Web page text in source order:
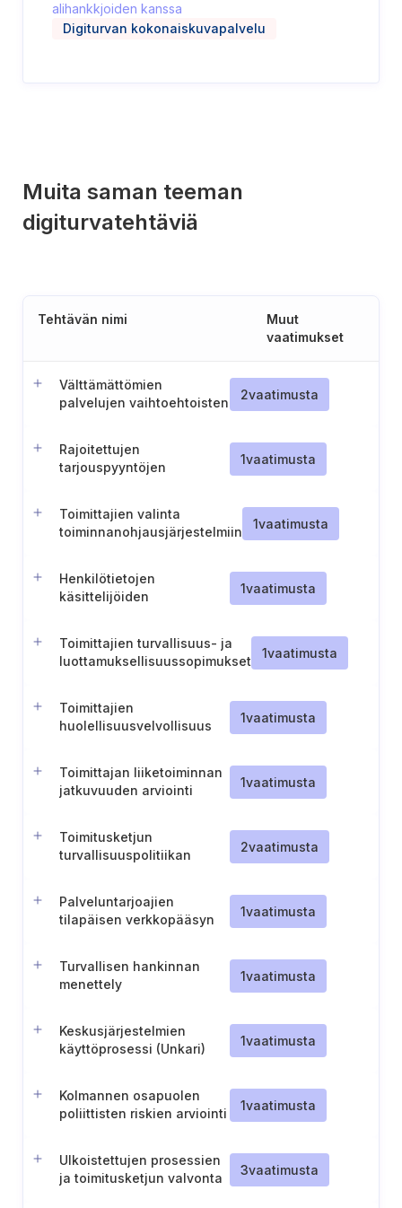
alihankkjoiden kanssa
Digiturvan kokonaiskuvapalvelu
Muita saman teeman
digiturvatehtäviä
Tehtävän nimi
Muut
vaatimukset
Välttämättömien
palvelujen vaihtoehtoisten
2vaatimusta
Rajoitettujen
tarjouspyyntöjen
1vaatimusta
Toimittajien valinta
toiminnanohjausjärjestelmiin
1vaatimusta
Henkilötietojen
käsittelijöiden
1vaatimusta
Toimittajien turvallisuus- ja
luottamuksellisuussopimukset
1vaatimusta
Toimittajien
huolellisuusvelvollisuus
osalta
1vaatimusta
Toimittajan liiketoiminnan
jatkuvuuden arviointi
1vaatimusta
Toimitusketjun
turvallisuuspolitiikan
2vaatimusta
Palveluntarjoajien
tilapäisen verkkopääsyn
1vaatimusta
Turvallisen hankinnan
menettely
1vaatimusta
Keskusjärjestelmien
käyttöprosessi (Unkari)
1vaatimusta
Kolmannen osapuolen
poliittisten riskien arviointi
1vaatimusta
Ulkoistettujen prosessien
ja toimitusketjun valvonta
3vaatimusta